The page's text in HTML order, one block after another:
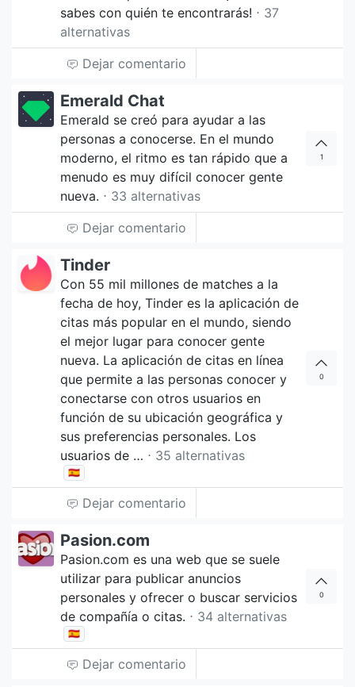
sabes con quién te encontrarás! ⋅ 37
alternativas
Dejar comentario
Emerald Chat
Emerald se creó para ayudar a las
personas a conocerse. En el mundo
moderno, el ritmo es tan rápido que a
menudo es muy difícil conocer gente
nueva. ⋅ 33 alternativas
1
Dejar comentario
Tinder
Con 55 mil millones de matches a la
fecha de hoy, Tinder es la aplicación de
citas más popular en el mundo, siendo
el mejor lugar para conocer gente
nueva. La aplicación de citas en línea
que permite a las personas conocer y
conectarse con otros usuarios en
función de su ubicación geográfica y
sus preferencias personales. Los
usuarios de … ⋅ 35 alternativas
🇪🇸
0
Dejar comentario
Pasion.com
Pasion.com es una web que se suele
utilizar para publicar anuncios
personales y ofrecer o buscar servicios
de compañía o citas. ⋅ 34 alternativas
🇪🇸
0
Dejar comentario